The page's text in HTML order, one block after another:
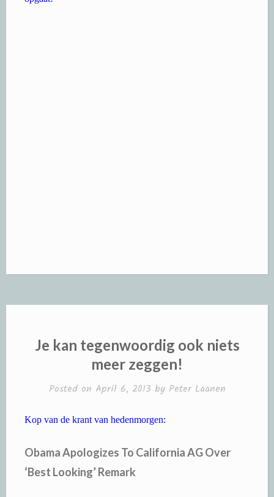
Je kan tegenwoordig ook niets
meer zeggen!
Posted on April 6, 2013 by Peter Laanen
Kop van de krant van hedenmorgen:
Obama Apologizes To California AG Over
‘Best Looking’ Remark